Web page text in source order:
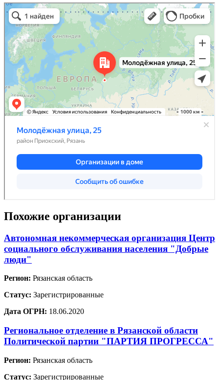
Похожие организации
Автономная некоммерческая организация Центр
социального обслуживания населения "Добрые
люди"
Регион: Рязанская область
Статус: Зарегистрированные
Дата ОГРН: 18.06.2020
Региональное отделение в Рязанской области
Политической партии "ПАРТИЯ ПРОГРЕССА"
Регион: Рязанская область
Статус: Зарегистрированные